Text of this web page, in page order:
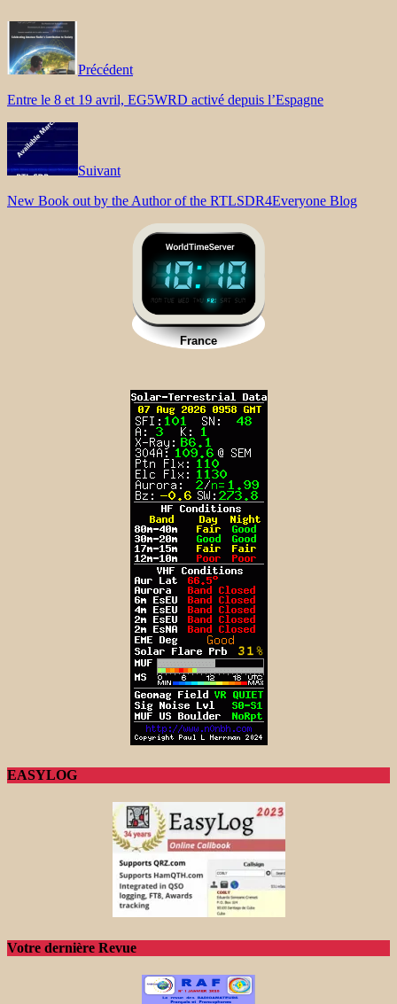
Précédent
Entre le 8 et 19 avril, EG5WRD activé depuis l’Espagne
Suivant
New Book out by the Author of the RTLSDR4Everyone Blog
EASYLOG
Votre dernière Revue